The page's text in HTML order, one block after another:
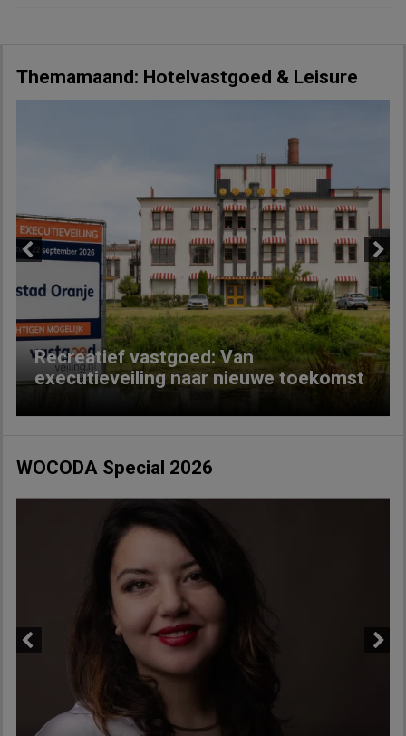
Themamaand: Hotelvastgoed & Leisure
Recreatief vastgoed: Van
executieveiling naar nieuwe toekomst
Next
WOCODA Special 2026